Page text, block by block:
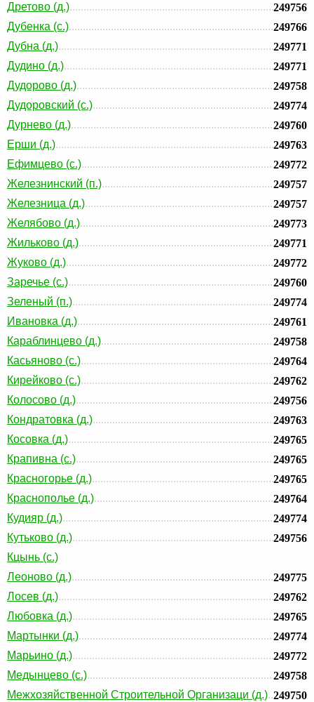
Дретово (д.)
249756
Дубенка (с.)
249766
Дубна (д.)
249771
Дудино (д.)
249771
Дудорово (д.)
249758
Дудоровский (с.)
249774
Дурнево (д.)
249760
Ерши (д.)
249763
Ефимцево (с.)
249772
Железнинский (п.)
249757
Железница (д.)
249757
Желябово (д.)
249773
Жильково (д.)
249771
Жуково (д.)
249772
Заречье (с.)
249760
Зеленый (п.)
249774
Ивановка (д.)
249761
Караблинцево (д.)
249758
Касьяново (с.)
249764
Кирейково (с.)
249762
Колосово (д.)
249756
Кондратовка (д.)
249763
Косовка (д.)
249765
Крапивна (с.)
249765
Красногорье (д.)
249765
Краснополье (д.)
249764
Кудияр (д.)
249774
Кутьково (д.)
249756
Кцынь (с.)
Леоново (д.)
249775
Лосев (д.)
249762
Любовка (д.)
249765
Мартынки (д.)
249774
Марьино (д.)
249772
Медынцево (с.)
249758
Межхозяйственной Строительной Организаци (д.) 249750